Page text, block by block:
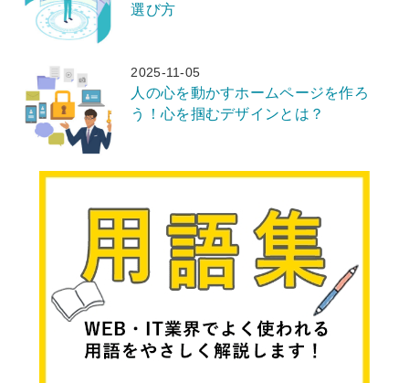
選び方
2025-11-05
人の心を動かすホームページを作ろ
う！心を掴むデザインとは？